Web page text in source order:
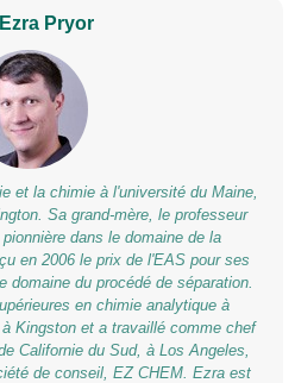
Pryor
et la chimie à l'université du Maine,
Sa grand-mère, le professeur
dans le domaine de la
en 2006 le prix de l'EAS pour ses
domaine du procédé de séparation.
en chimie analytique à
Kingston et a travaillé comme chef
Californie du Sud, à Los Angeles,
de conseil, EZ CHEM. Ezra est